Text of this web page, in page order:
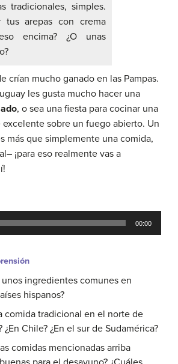
tradicionales, simples.
tus arepas con crema
encima? ¿O unas
crían mucho ganado en las Pampas.
les gusta mucho hacer una
, o sea una fiesta para cocinar una
sobre un fuego abierto. Un
más que simplemente una comida,
¡para eso realmente vas a
00:00
unos ingredientes comunes en
hispanos?
comida tradicional en el norte de
¿En Chile? ¿En el sur de Sudamérica?
comidas mencionadas arriba